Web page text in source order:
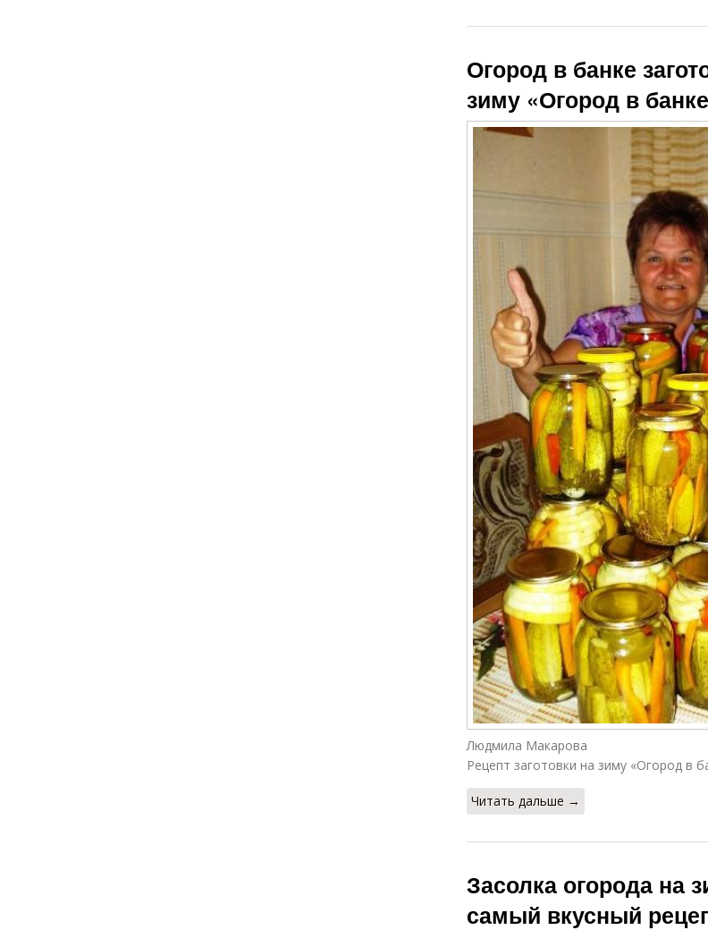
Огород в банке
зиму «Огород в
Людмила Макарова
Рецепт заготовки на зиму «Огород в
Читать дальше →
Засолка огорода на
самый вкусный